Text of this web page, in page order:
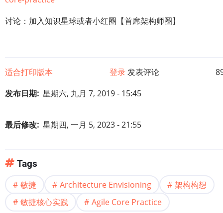
讨论：加入知识星球或者小红圈【首席架构师圈】
适合打印版本 登录发表评论
发布日期 星期六, 九月 7, 2019 - 15:45
最后修改 星期四, 一月 5, 2023 - 21:55
Tags
敏捷 Architecture Envisioning
架构构想
敏捷核心实践
Agile Core Practice